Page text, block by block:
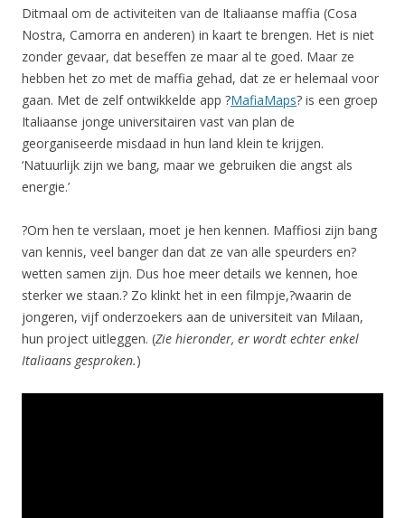
Ditmaal om de activiteiten van de Italiaanse maffia (Cosa
Nostra, Camorra en anderen) in kaart te brengen. Het is niet
zonder gevaar, dat beseffen ze maar al te goed. Maar ze
hebben het zo met de maffia gehad, dat ze er helemaal voor
gaan. Met de zelf ontwikkelde app ?MafiaMaps? is een groep
Italiaanse jonge universitairen vast van plan de
georganiseerde misdaad in hun land klein te krijgen.
‘Natuurlijk zijn we bang, maar we gebruiken die angst als
energie.’
?Om hen te verslaan, moet je hen kennen. Maffiosi zijn bang
van kennis, veel banger dan dat ze van alle speurders en?
wetten samen zijn. Dus hoe meer details we kennen, hoe
sterker we staan.? Zo klinkt het in een filmpje,?waarin de
jongeren, vijf onderzoekers aan de universiteit van Milaan,
hun project uitleggen. (Zie hieronder, er wordt echter enkel
Italiaans gesproken.)